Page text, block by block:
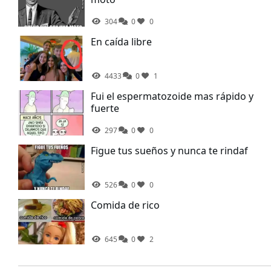
304 0 0
En caída libre
4433 0 1
Fui el espermatozoide mas rápido y
fuerte
297 0 0
Figue tus sueños y nunca te rindaf
526 0 0
Comida de rico
645 0 2